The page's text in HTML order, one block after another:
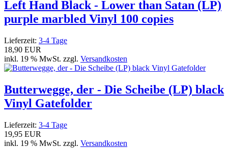
Left Hand Black - Lower than Satan (LP)
purple marbled Vinyl 100 copies
Lieferzeit: 3-4 Tage
18,90 EUR
inkl. 19 % MwSt. zzgl. Versandkosten
Butterwegge, der - Die Scheibe (LP) black
Vinyl Gatefolder
Lieferzeit: 3-4 Tage
19,95 EUR
inkl. 19 % MwSt. zzgl. Versandkosten